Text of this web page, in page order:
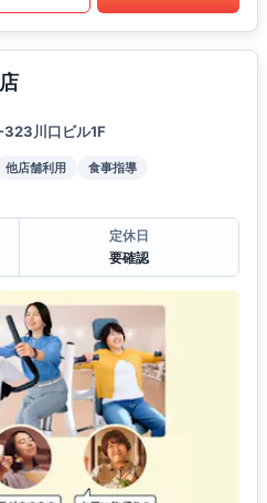
川口ビル1F
他店舗利用
食事指導
定休日
要確認